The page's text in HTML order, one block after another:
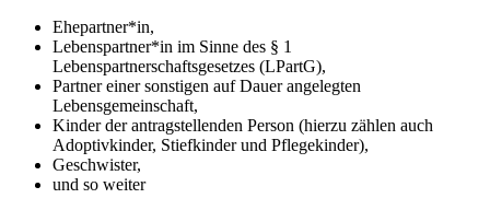
Ehepartner*in,
Lebenspartner*in im Sinne des § 1
Lebenspartnerschaftsgesetzes (LPartG),
Partner einer sonstigen auf Dauer angelegten
Lebensgemeinschaft,
Kinder der antragstellenden Person (hierzu zählen auch
Adoptivkinder, Stiefkinder und Pflegekinder),
Geschwister,
und so weiter